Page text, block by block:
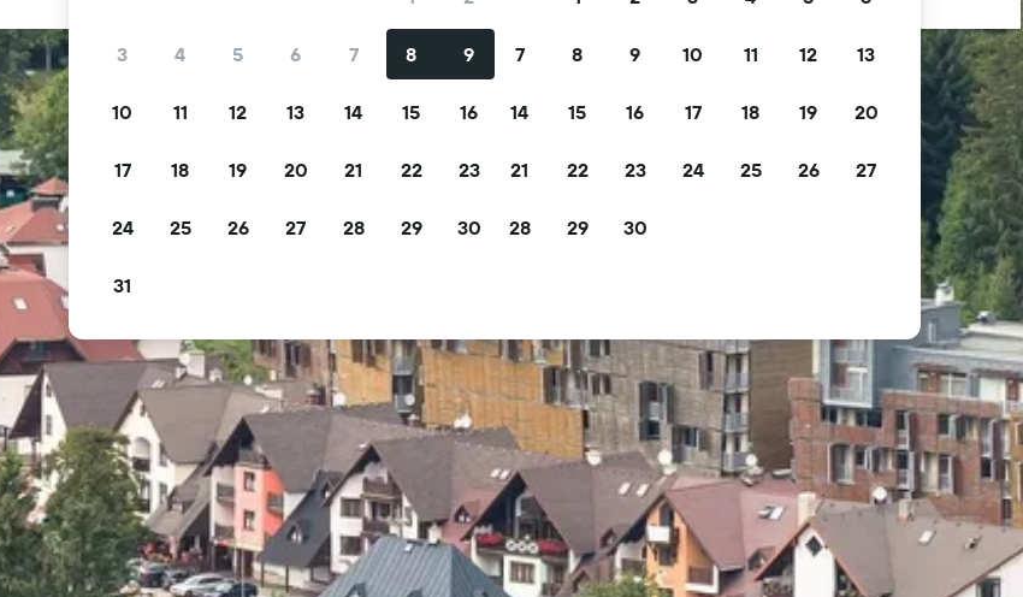
3 4 5 6 7 8 9
10 11 12 13 14 15 16
17 18 19 20 21 22 23
24 25 26 27 28 29 30
31
7 8 9 10 11 12 13
14 15 16 17 18 19 20
21 22 23 24 25 26 27
28 29 30